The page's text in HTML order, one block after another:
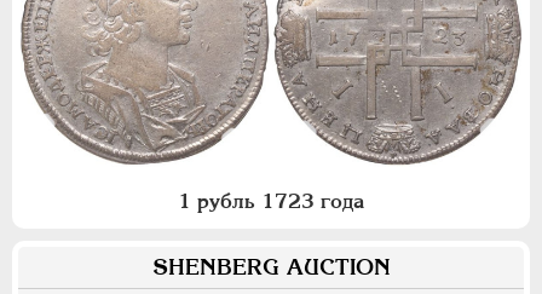
1 рубль 1723 года
SHENBERG AUCTION